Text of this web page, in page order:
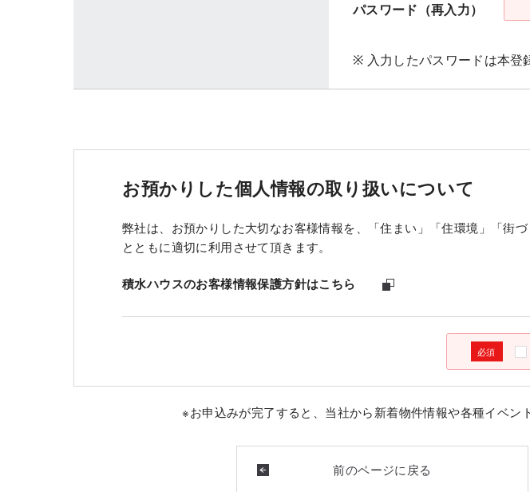
パスワード（再入力）
※ 入力したパスワードは本登
お預かりした個人情報の取り扱いについて
弊社は、お預かりした大切なお客様情報を、「住まい」「住環境」「街
とともに適切に利用させて頂きます。
積水ハウスのお客様情報保護方針はこちら
※お申込みが完了すると、当社から新着物件情報や各種イベン